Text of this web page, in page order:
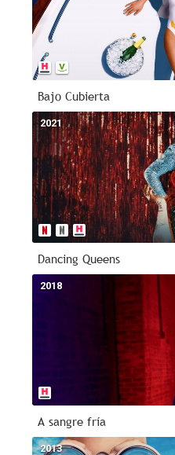
Bajo Cubierta
2021
Dancing Queens
2018
A sangre fría
2013